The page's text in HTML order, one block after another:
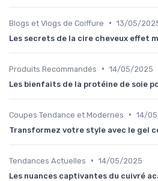
Blogs et Vlogs de Coiffure • 13/05/
Les secrets de la cire cheveux effet
Produits Recommandés • 14/05/2025
Les bienfaits de la protéine de soie
Coupes Tendance et Modernes • 14/
Transformez votre style avec le gel
Tendances Actuelles • 14/05/2025
Les nuances captivantes du cuivré